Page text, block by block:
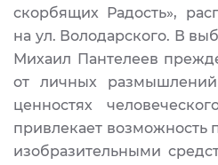
скорбящих Радость»,
на ул. Володарского. В
Михаил Пантелеев
от личных
ценностях
привлекает возможность
изобразительными